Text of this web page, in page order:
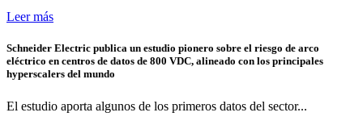
Leer más
Schneider Electric publica un estudio pionero sobre el riesgo de arco
eléctrico en centros de datos de 800 VDC, alineado con los principales
hyperscalers del mundo
El estudio aporta algunos de los primeros datos del sector...